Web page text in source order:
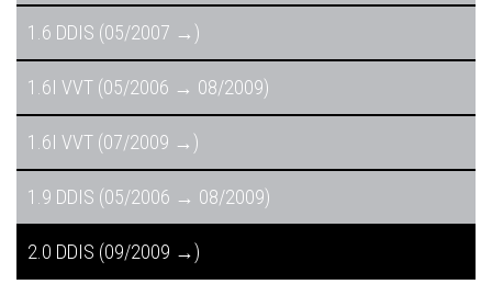
1.6 DDIS (05/2007 →)
1.6I VVT (05/2006 → 08/2009)
1.6I VVT (07/2009 →)
1.9 DDIS (05/2006 → 08/2009)
2.0 DDIS (09/2009 →)